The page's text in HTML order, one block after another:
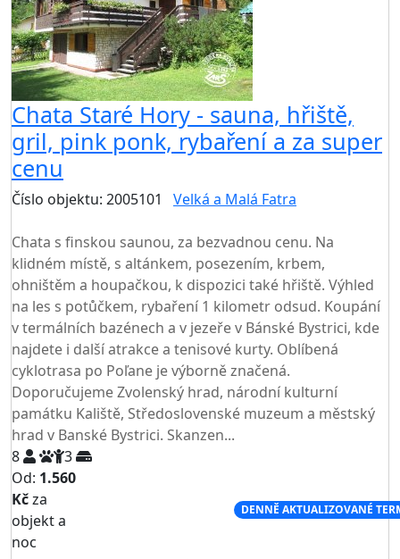
Chata Staré Hory - sauna, hřiště,
gril, pink ponk, rybaření a za super
cenu
Číslo objektu: 2005101 Velká a Malá Fatra
Chata s finskou saunou, za bezvadnou cenu. Na
klidném místě, s altánkem, posezením, krbem,
ohništěm a houpačkou, k dispozici také hřiště. Výhled
na les s potůčkem, rybaření 1 kilometr odsud. Koupání
v termálních bazénech a v jezeře v Bánské Bystrici, kde
najdete i další atrakce a tenisové kurty. Oblíbená
cyklotrasa po Poľane je výborně značená.
Doporučujeme Zvolenský hrad, národní kulturní
památku Kaliště, Středoslovenské muzeum a městský
hrad v Banské Bystrici. Skanzen...
8
3
Od: 1.560
Kčza
objekt a
noc
DENNĚ AKTUALIZOVANÉ